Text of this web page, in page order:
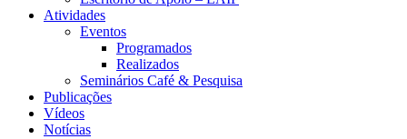
Atividades
Eventos
Programados
Realizados
Seminários Café & Pesquisa
Publicações
Vídeos
Notícias